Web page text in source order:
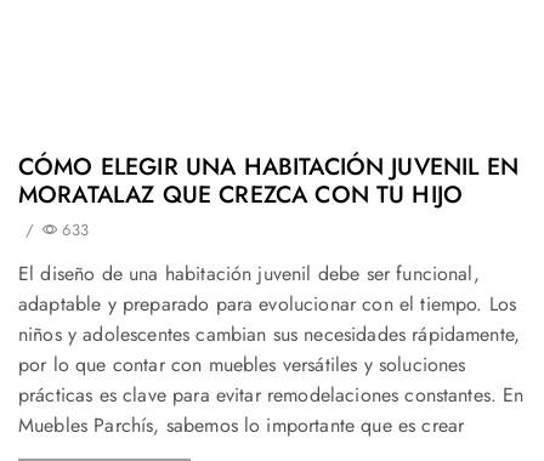
CÓMO ELEGIR UNA HABITACIÓN JUVENIL EN
MORATALAZ QUE CREZCA CON TU HIJO
/ 633
El diseño de una habitación juvenil debe ser funcional,
adaptable y preparado para evolucionar con el tiempo. Los
niños y adolescentes cambian sus necesidades rápidamente,
por lo que contar con muebles versátiles y soluciones
prácticas es clave para evitar remodelaciones constantes. En
Muebles Parchís, sabemos lo importante que es crear